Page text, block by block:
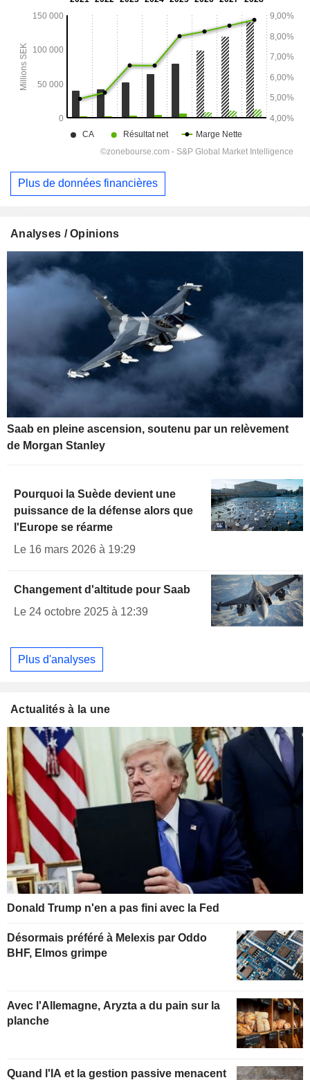
Plus de données financières
Analyses / Opinions
Saab en pleine ascension, soutenu par un relèvement
de Morgan Stanley
Pourquoi la Suède devient une
puissance de la défense alors que
l'Europe se réarme
Le 16 mars 2026 à 19:29
Changement d'altitude pour Saab
Le 24 octobre 2025 à 12:39
Plus d'analyses
Actualités à la une
Donald Trump n'en a pas fini avec la Fed
Désormais préféré à Melexis par Oddo
BHF, Elmos grimpe
Avec l'Allemagne, Aryzta a du pain sur la
planche
Quand l'IA et la gestion passive menacent